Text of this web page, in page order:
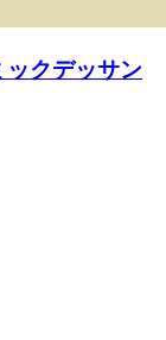
ックデッサン